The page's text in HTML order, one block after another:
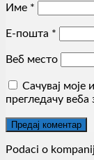
Име *
Е-пошта *
Веб место
Сачувај
прегледачу
Podaci o